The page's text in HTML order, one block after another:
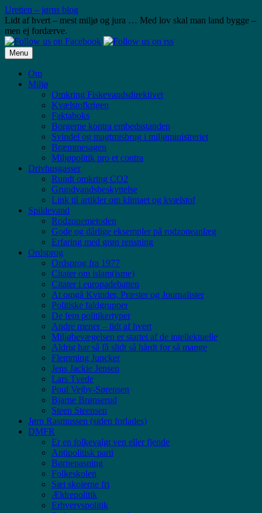
Skip
to
content
Uretten – jørns blog
Lidt af hvert – mest miljø og jura … Med lov skal man land bygge –
men ej fordærve.
Menu
Om
Miljø
Omkring Fiskevandsdirektivet
Kvælstofkrigen
Faktaboks
Borgerne kontra embedsstanden
Svindel og magtmisbrug i miljøministreriet
Bræmmesagen
Miljøpolitik pro et contra
Drivhusgasser
Rundt omkring CO2
Grundvandsbeskyttelse
Link til artikler om klimaet og kvælstof
Spildevand
Rodzonemetoden
Gode og dårlige eksempler på rodzoneanlæg
Erfaring med grøn rensning
Ordsprog
Ordsprog fra 1977
Citater om islam(isme)
Citater i europadebatten
At omgå Kvinder, Præster og Journalister
Politiske faldgrupper
De fem politikertyper
Andre mener – lidt af hvert
Miljøbevægelsen er startet af de intellektuelle
Aldrig har så få slidt så hårdt for så mange
Flemming Juncker
Jens Jackie Jensen
Lars Tvede
Poul Vejby-Sørensen
Bjarne Brønserud
Steen Steensen
Jørn Rasmussen (siden forlades)
DMFR
Er en folkevalgt ven eller fjende
Antipolitisk parti
Børnepasning
Folkeskolen
Sæt skolerne fri
Ældrepolitik
Erhvervspolitik